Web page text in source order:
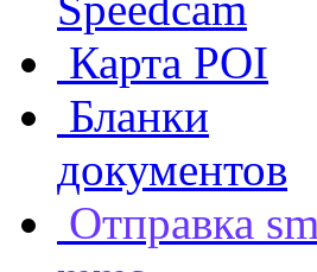
Карта POI
Бланки
документов
Отправка